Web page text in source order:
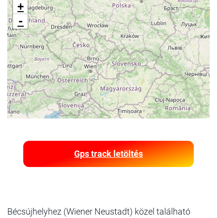
+
-
Gps track letöltés
Bécsújhelyhez (Wiener Neustadt) közel található